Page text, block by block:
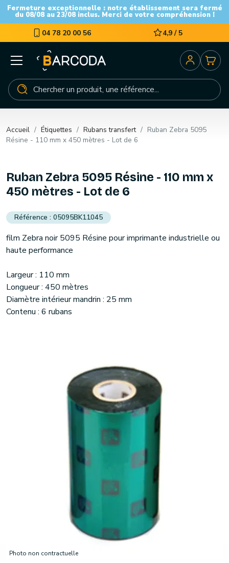
Fermeture exceptionnelle : notre établissement sera fermé
du 08/08 au 23/08 inclus. Merci de votre compréhension !
04 78 20 00 56 4,9 / 5
Accueil Étiquettes Rubans transfert
Ruban Zebra 5095
Résine - 110 mm x 450 mètres - Lot de 6
Photo non contractuelle
Ruban Zebra 5095 Résine - 110 mm x
450 mètres - Lot de 6
05095BK11045
film Zebra noir 5095 Résine pour imprimante industrielle ou
haute performance
Largeur : 110 mm
Longueur : 450 mètres
Diamètre intérieur mandrin : 25 mm
Contenu : 6 rubans